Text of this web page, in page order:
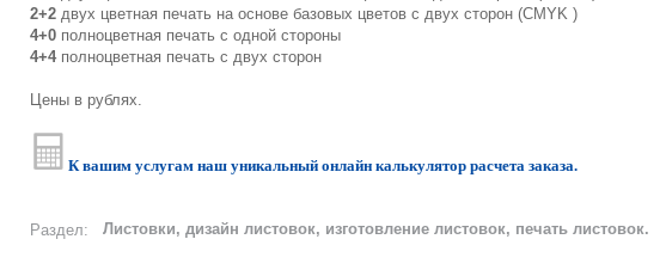
2+2 двух цветная печать на основе базовых цветов с двух сторон (CMYK )
4+0 полноцветная печать с одной стороны
4+4полноцветная печать с двух сторон
Цены в рублях.
К вашим услугам наш уникальный онлайн калькулятор расчета заказа.
Раздел: Листовки, дизайн листовок, изготовление листовок, печать листовок.